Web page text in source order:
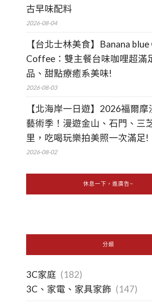
古早味配料
2026-08-04
【台北士林美食】Banana
Coffee：雙主餐台味咖哩超滿
品、甜點療癒系美味!
2026-08-03
【北海岸一日遊】2026福爾摩
藝術季！漫遊金山、石門、三
里，吃喝玩樂拍美照一次滿足!
2026-08-02
休息一下，進廣告~
分類
3C家庭 (182)
3C、家電、家具家飾 (147)